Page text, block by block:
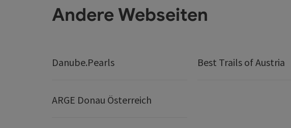
Andere Webseiten
Danube.Pearls Best Trails of Austria
ARGE Donau Österreich